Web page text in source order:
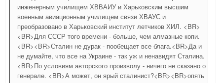
инженерным училищем ХВВАИУ и Харьковским высшим
военным авиационным училищем связи ХВАУС и
преобразовано в Харьковский институт летчиков ХИЛ. <BR>
<BR>Для СССР того времени - больше, чем алмазные копи.
<BR><BR>Сталин не дурак - пообещает все блага.<BR>Да и
не думайте, что все на Украине - так уж и ненавидят Сталина.
<BR>По условиям авторского произволу - ничего не сказано о
генерале. <BR>А может, он ярый сталинист?<BR><BR>опять